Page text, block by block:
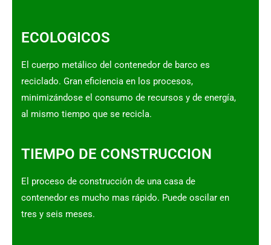
ECOLOGICOS
El cuerpo metálico del contenedor de barco es
reciclado. Gran eficiencia en los procesos,
minimizándose el consumo de recursos y de energía,
al mismo tiempo que se recicla.
TIEMPO DE CONSTRUCCION
El proceso de construcción de una casa de
contenedor es mucho mas rápido. Puede oscilar en
tres y seis meses.